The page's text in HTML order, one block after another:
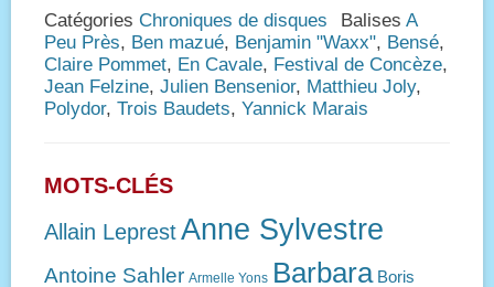
Catégories Chroniques de disques Balises A
Peu Près, Ben mazué, Benjamin "Waxx", Bensé,
Claire Pommet, En Cavale, Festival de Concèze,
Jean Felzine, Julien Bensenior, Matthieu Joly,
Polydor, Trois Baudets, Yannick Marais
MOTS-CLÉS
Allain LeprestAnne Sylvestre
Antoine Sahler Armelle Yons Barbara Boris